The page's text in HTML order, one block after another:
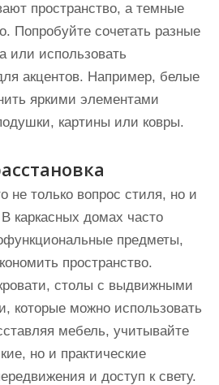
пространство, а темные
Попробуйте сочетать разные
или использовать
акцентов. Например, белые
яркими элементами
картины или ковры.
только вопрос стиля, но и
каркасных домах часто
предметы,
пространство.
столы с выдвижными
которые можно использовать
мебель, учитывайте
но и практические
и доступ к свету.